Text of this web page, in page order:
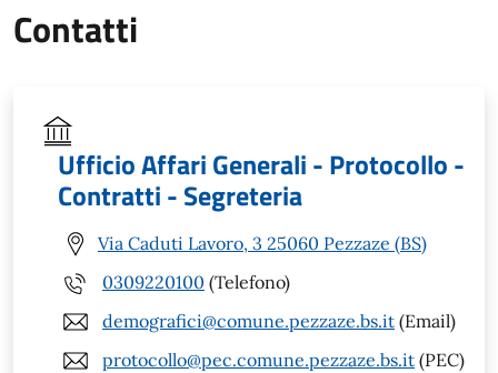
Contatti
Ufficio Affari Generali - Protocollo -
Contratti - Segreteria
Via Caduti Lavoro, 3 25060 Pezzaze (BS)
0309220100 (Telefono)
demografici@comune.pezzaze.bs.it (Email)
protocollo@pec.comune.pezzaze.bs.it (PEC)